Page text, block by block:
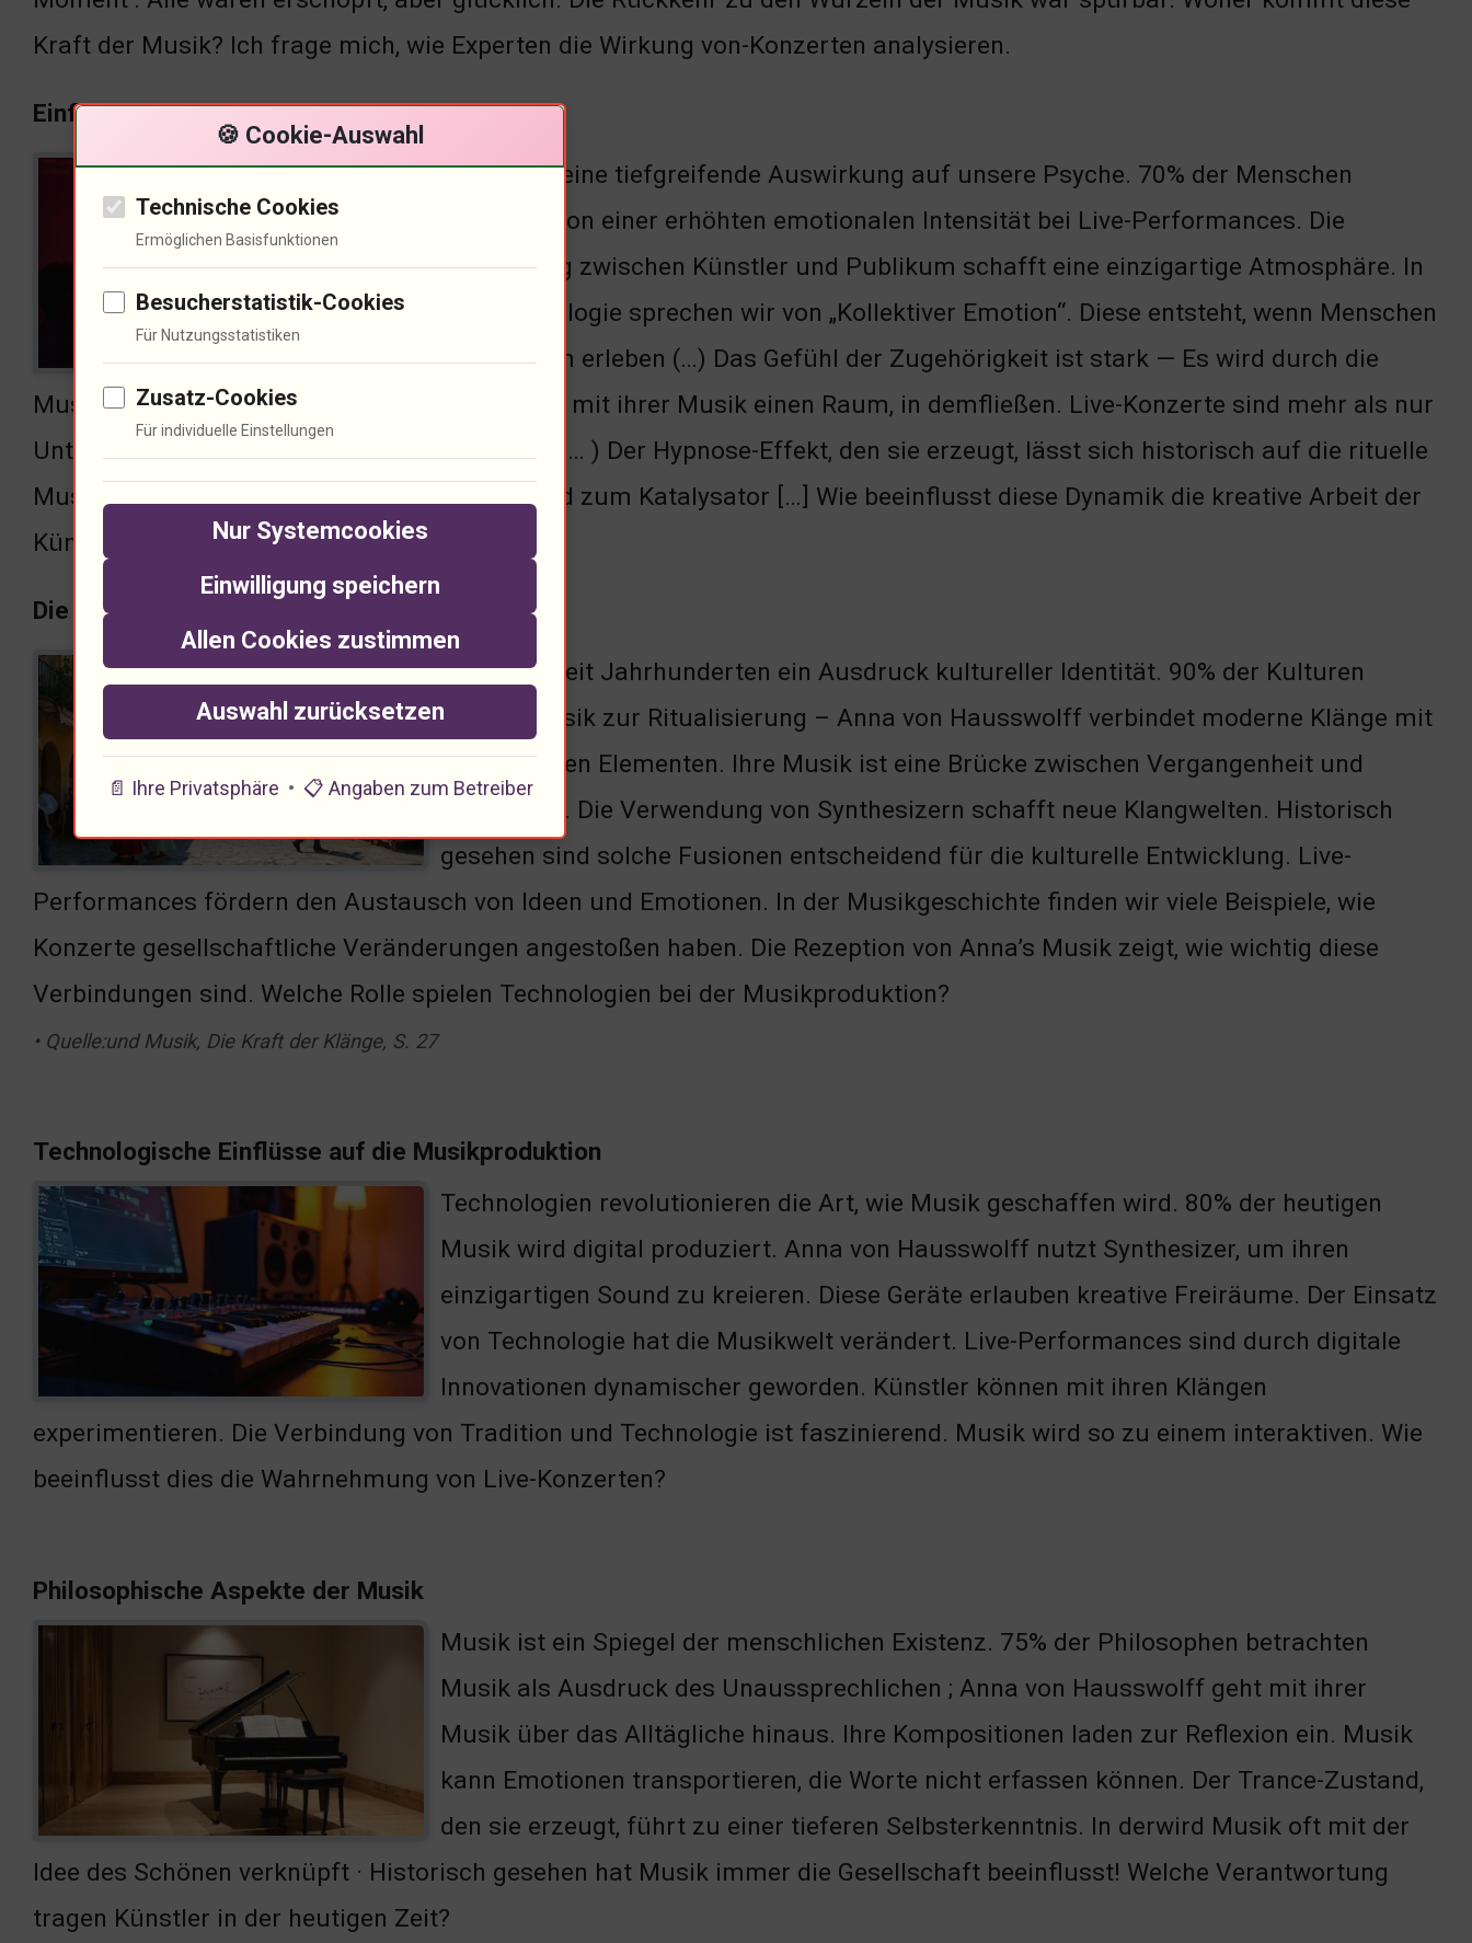
Kraft der Musik? Ich frage mich, wie Experten die Wirkung von-Konzerten analysieren.
Einfluss der Live-Performance auf Emotionen
Musik hat eine tiefgreifende Auswirkung auf unsere Psyche. 70% der Menschen
berichten von einer erhöhten emotionalen Intensität bei Live-Performances. Die
Verbindung zwischen Künstler und Publikum schafft eine einzigartige Atmosphäre. In
der Psychologie sprechen wir von „Kollektiver Emotion“. Diese entsteht, wenn Menschen
gemeinsam erleben (…) Das Gefühl der Zugehörigkeit ist stark — Es wird durch die
Musik verstärkt. Anna von Hausswolff erzeugt mit ihrer Musik einen Raum, in demfließen. Live-Konzerte sind mehr als nur
Unterhaltung. Sie sind emotionale Erlebnisse ( … ) Der Hypnose-Effekt, den sie erzeugt, lässt sich historisch auf die rituelle
Musik zurückführen. Die Energie im Raum wird zum Katalysator […] Wie beeinflusst diese Dynamik die kreative Arbeit der
Künstler?
Die Kraft der Musik in der Kultur
Musik ist seit Jahrhunderten ein Ausdruck kultureller Identität. 90% der Kulturen
nutzen Musik zur Ritualisierung – Anna von Hausswolff verbindet moderne Klänge mit
traditionellen Elementen. Ihre Musik ist eine Brücke zwischen Vergangenheit und
Gegenwart. Die Verwendung von Synthesizern schafft neue Klangwelten. Historisch
gesehen sind solche Fusionen entscheidend für die kulturelle Entwicklung. Live-
Performances fördern den Austausch von Ideen und Emotionen. In der Musikgeschichte finden wir viele Beispiele, wie
Konzerte gesellschaftliche Veränderungen angestoßen haben. Die Rezeption von Anna’s Musik zeigt, wie wichtig diese
Verbindungen sind. Welche Rolle spielen Technologien bei der Musikproduktion?
• Quelle:und Musik, Die Kraft der Klänge, S. 27
Technologische Einflüsse auf die Musikproduktion
Technologien revolutionieren die Art, wie Musik geschaffen wird. 80% der heutigen
Musik wird digital produziert. Anna von Hausswolff nutzt Synthesizer, um ihren
einzigartigen Sound zu kreieren. Diese Geräte erlauben kreative Freiräume. Der Einsatz
von Technologie hat die Musikwelt verändert. Live-Performances sind durch digitale
Innovationen dynamischer geworden. Künstler können mit ihren Klängen
experimentieren. Die Verbindung von Tradition und Technologie ist faszinierend. Musik wird so zu einem interaktiven. Wie
beeinflusst dies die Wahrnehmung von Live-Konzerten?
Philosophische Aspekte der Musik
Musik ist ein Spiegel der menschlichen Existenz. 75% der Philosophen betrachten
Musik als Ausdruck des Unaussprechlichen ; Anna von Hausswolff geht mit ihrer
Musik über das Alltägliche hinaus. Ihre Kompositionen laden zur Reflexion ein. Musik
kann Emotionen transportieren, die Worte nicht erfassen können. Der Trance-Zustand,
den sie erzeugt, führt zu einer tieferen Selbsterkenntnis. In derwird Musik oft mit der
Idee des Schönen verknüpft · Historisch gesehen hat Musik immer die Gesellschaft beeinflusst! Welche Verantwortung
tragen Künstler in der heutigen Zeit?
🍪 Cookie-Auswahl
Technische Cookies
Ermöglichen Basisfunktionen
Besucherstatistik-Cookies
Für Nutzungsstatistiken
Zusatz-Cookies
Für individuelle Einstellungen
Nur Systemcookies
Einwilligung speichern
Allen Cookies zustimmen
Auswahl zurücksetzen
📄 Ihre Privatsphäre • 📋 Angaben zum Betreiber